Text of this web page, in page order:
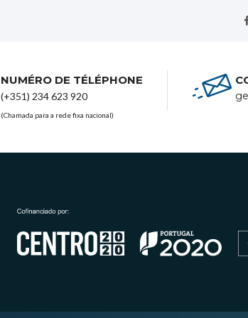
NUMÉRO DE TÉLÉPHONE
(+351) 234 623 920
(Chamada para a rede fixa nacional)